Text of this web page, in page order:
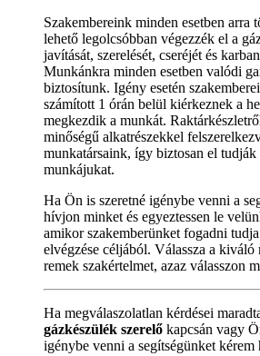
Szakembereink minden esetben arra
lehető legolcsóbban végezzék el a
javítását, szerelését, cseréjét és
Munkánkra minden esetben valódi
biztosítunk. Igény esetén
számított 1 órán belül kiérkeznek a
megkezdik a munkát.
minőségű alkatrészekkel
munkatársaink, így biztosan el tudják
munkájukat.
Ha Ön is szeretné igénybe venni a
hívjon minket és egyeztessen le
amikor szakemberünket fogadni
elvégzése céljából. Válassza a kiváló
remek szakértelmet, azaz válasszon
Ha megválaszolatlan kérdései
gázkészülék szerelő kapcsán vagy
igénybe venni a segítségünket